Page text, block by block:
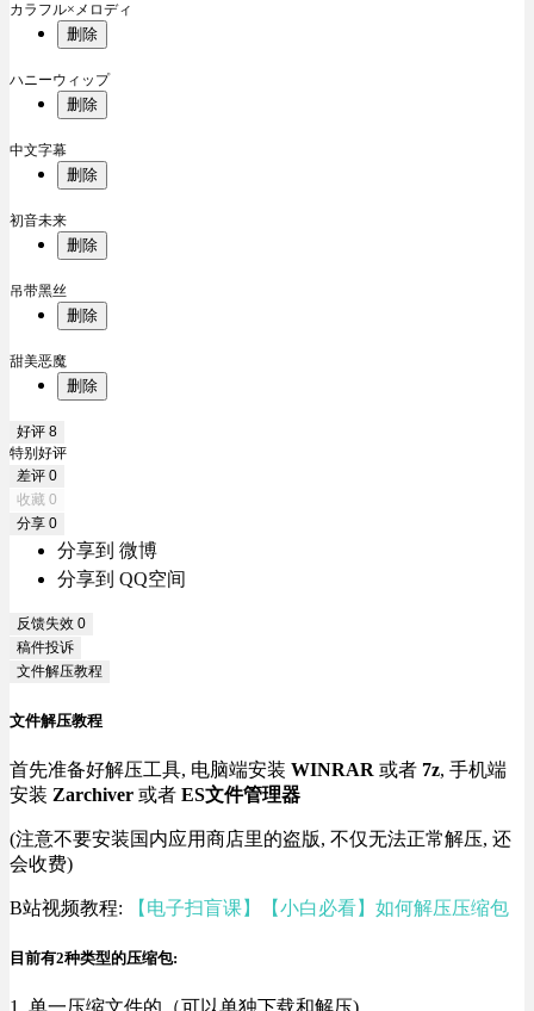
カラフル×メロディ
删除
ハニーウィップ
删除
中文字幕
删除
初音未来
删除
吊带黑丝
删除
甜美恶魔
删除
好评 8
特别好评
差评 0
收藏 0
分享 0
分享到 微博
分享到 QQ空间
反馈失效 0
稿件投诉
文件解压教程
文件解压教程
首先准备好解压工具, 电脑端安装 WINRAR 或者 7z, 手机端
安装 Zarchiver 或者 ES文件管理器
(注意不要安装国内应用商店里的盗版, 不仅无法正常解压, 还
会收费)
B站视频教程: 【电子扫盲课】【小白必看】如何解压压缩包
目前有2种类型的压缩包:
1. 单一压缩文件的（可以单独下载和解压)